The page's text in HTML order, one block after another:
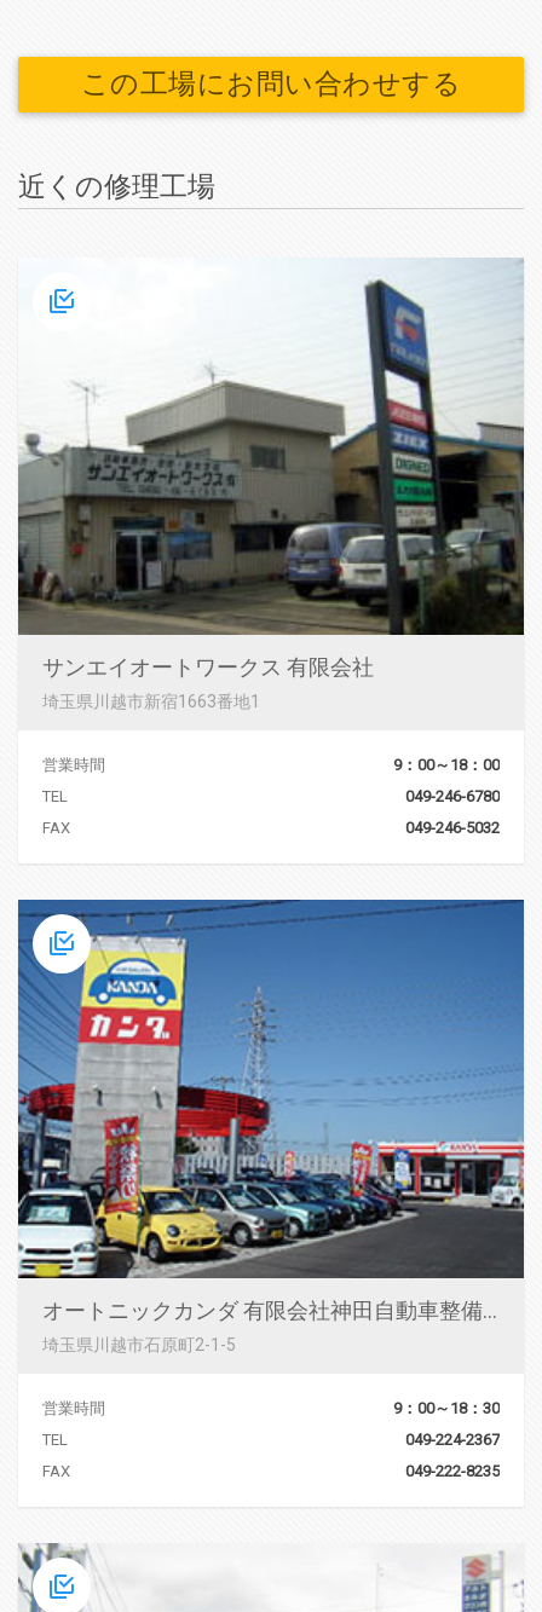
この工場にお問い合わせする
近くの修理工場
サンエイオートワークス 有限会社
埼玉県川越市新宿1663番地1
営業時間
9：00～18：00
TEL
049-246-6780
FAX
049-246-5032
オートニックカンダ 有限会社神田自動車整備工場
埼玉県川越市石原町2-1-5
営業時間
9：00～18：30
TEL
049-224-2367
FAX
049-222-8235